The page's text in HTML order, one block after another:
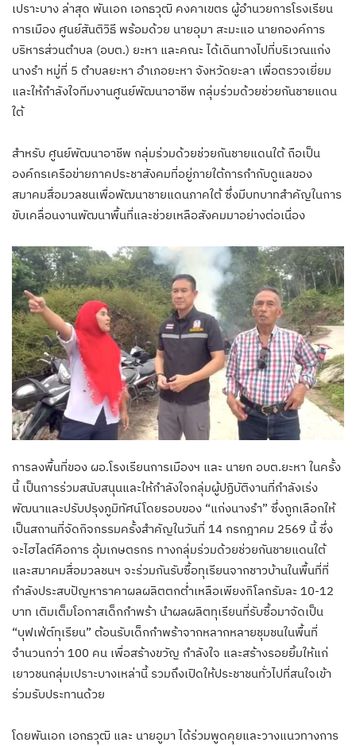
เปราะบาง ล่าสุด พันเอก เอกธวุฒิ คงคาเขตร ผู้อำนวยการโรงเรียน
การเมือง ศูนย์สันติวิธี พร้อมด้วย นายอุมา สะมะแอ นายกองค์การ
บริหารส่วนตำบล (อบต.) ยะหา และคณะ ได้เดินทางไปที่บริเวณแก่ง
นางรำ หมู่ที่ 5 ตำบลยะหา อำเภอยะหา จังหวัดยะลา เพื่อตรวจเยี่ยม
และให้กำลังใจทีมงานศูนย์พัฒนาอาชีพ กลุ่มร่วมด้วยช่วยกันชายแดน
ใต้
สำหรับ ศูนย์พัฒนาอาชีพ กลุ่มร่วมด้วยช่วยกันชายแดนใต้ ถือเป็น
องค์กรเครือข่ายภาคประชาสังคมที่อยู่ภายใต้การกำกับดูแลของ
สมาคมสื่อมวลชนเพื่อพัฒนาชายแดนภาคใต้ ซึ่งมีบทบาทสำคัญในการ
ขับเคลื่อนงานพัฒนาพื้นที่และช่วยเหลือสังคมมาอย่างต่อเนื่อง
การลงพื้นที่ของ ผอ.โรงเรียนการเมืองฯ และ นายก อบต.ยะหา ในครั้ง
นี้ เป็นการร่วมสนับสนุนและให้กำลังใจกลุ่มผู้ปฏิบัติงานที่กำลังเร่ง
พัฒนาและปรับปรุงภูมิทัศน์โดยรอบของ “แก่งนางรำ” ซึ่งถูกเลือกให้
เป็นสถานที่จัดกิจกรรมครั้งสำคัญในวันที่ 14 กรกฎาคม 2569 นี้ ซึ่ง
จะไฮไลต์คือการ อุ้มเกษตรกร ทางกลุ่มร่วมด้วยช่วยกันชายแดนใต้
และสมาคมสื่อมวลชนฯ จะร่วมกันรับซื้อทุเรียนจากชาวบ้านในพื้นที่ที่
กำลังประสบปัญหาราคาผลผลิตตกต่ำเหลือเพียงกิโลกรัมละ 10-12
บาท เติมเต็มโอกาสเด็กกำพร้า นำผลผลิตทุเรียนที่รับซื้อมาจัดเป็น
“บุฟเฟ่ต์ทุเรียน” ต้อนรับเด็กกำพร้าจากหลากหลายชุมชนในพื้นที่
จำนวนกว่า 100 คน เพื่อสร้างขวัญ กำลังใจ และสร้างรอยยิ้มให้แก่
เยาวชนกลุ่มเปราะบางเหล่านี้ รวมถึงเปิดให้ประชาชนทั่วไปที่สนใจเข้า
ร่วมรับประทานด้วย
โดยพันเอก เอกธวุฒิ และ นายอูมา ได้ร่วมพูดคุยและวางแนวทางการ